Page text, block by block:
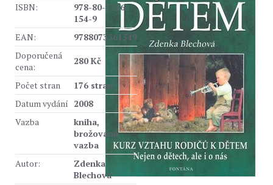
ISBN:
978-80-7336-
154-9
EAN:
9788073361549
Doporučená
cena:
280 Kč
Počet stran
176 stran
Datum vydání 2008
Vazba
kniha,
brožovaná
vazba
Autor:
Zdenka
Blechová